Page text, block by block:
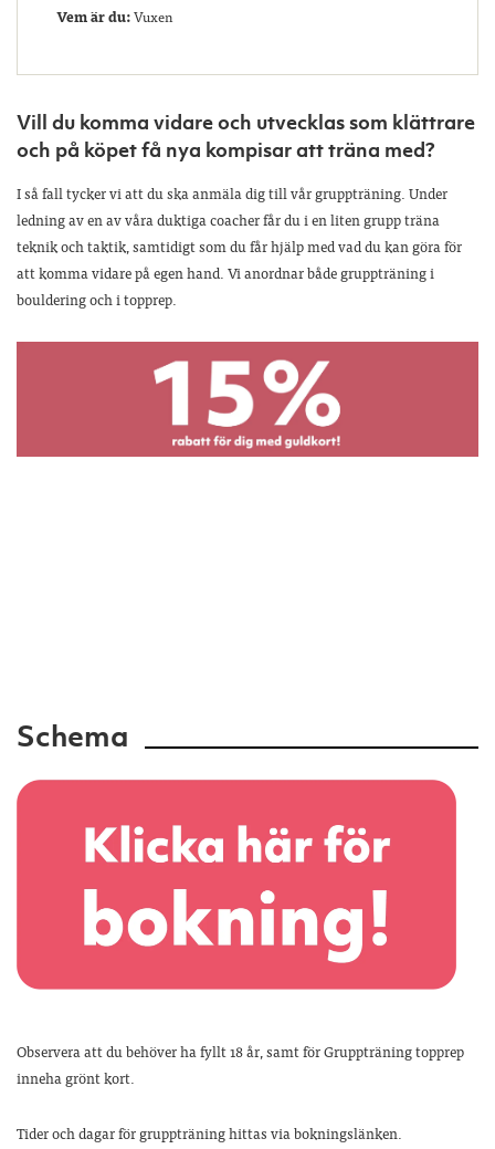
Vem är du:Vuxen
Vill du komma vidare och utvecklas som klättrare
och på köpet få nya kompisar att träna med?
I så fall tycker vi att du ska anmäla dig till vår gruppträning. Under
ledning av en av våra duktiga coacher får du i en liten grupp träna
teknik och taktik, samtidigt som du får hjälp med vad du kan göra för
att komma vidare på egen hand. Vi anordnar både gruppträning i
bouldering och i topprep.
Schema
Observera att du behöver ha fyllt 18 år, samt för Gruppträning topprep
inneha grönt kort.
Tider och dagar för gruppträning hittas via bokningslänken.